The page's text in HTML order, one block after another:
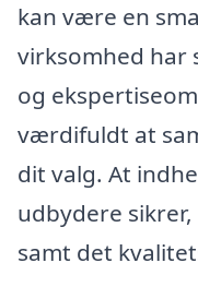
kan være en
virksomhed har
og
værdifuldt at
dit valg. At
udbydere
samt det